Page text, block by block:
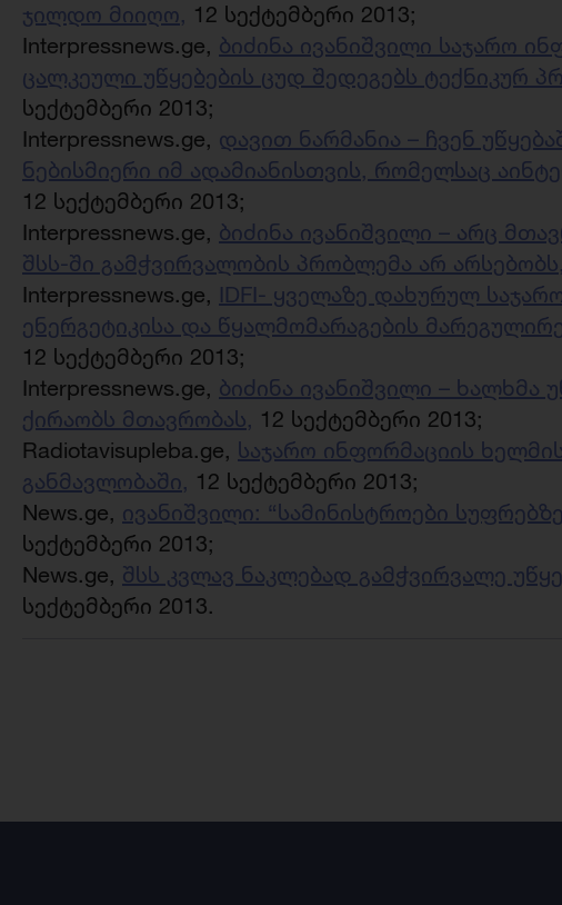
ჯილდო მიიღო, 12 სექტემბერი 2013;
Interpressnews.ge, ბიძინა ივანიშვილი საჯარო
ცალკეული უწყებების ცუდ შედეგებს ტექნიკურ
სექტემბერი 2013;
Interpressnews.ge, დავით ნარმანია – ჩვენ
ნებისმიერი იმ ადამიანისთვის, რომელსაც
12 სექტემბერი 2013;
Interpressnews.ge, ბიძინა ივანიშვილი – არც
შსს-ში გამჭვირვალობის პრობლემა არ არსებობს,
Interpressnews.ge, IDFI- ყველაზე დახურულ
ენერგეტიკისა და წყალმომარაგების
12 სექტემბერი 2013;
Interpressnews.ge, ბიძინა ივანიშვილი – ხალხმა
ქირაობს მთავრობას, 12 სექტემბერი 2013;
Radiotavisupleba.ge, საჯარო ინფორმაციის
განმავლობაში, 12 სექტემბერი 2013;
News.ge, ივანიშვილი: “სამინისტროები
სექტემბერი 2013;
News.ge, შსს კვლავ ნაკლებად გამჭვირვალე
სექტემბერი 2013.